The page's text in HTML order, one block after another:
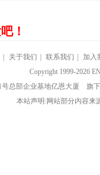
！
关于我们 联系我们
加入
Copyright 1999-2026
总部企业基地亿恩大厦 旗
本站声明:网站部分内容来